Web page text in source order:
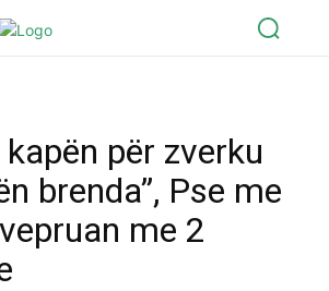
kapën për zverku
brenda”, Pse me
me 2